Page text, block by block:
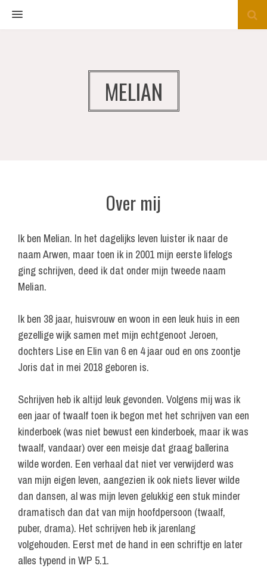
MENU
MELIAN
Over mij
Ik ben Melian. In het dagelijks leven luister ik naar de
naam Arwen, maar toen ik in 2001 mijn eerste lifelogs
ging schrijven, deed ik dat onder mijn tweede naam
Melian.
Ik ben 38 jaar, huisvrouw en woon in een leuk huis in een
gezellige wijk samen met mijn echtgenoot Jeroen,
dochters Lise en Elin van 6 en 4 jaar oud en ons zoontje
Joris dat in mei 2018 geboren is.
Schrijven heb ik altijd leuk gevonden. Volgens mij was ik
een jaar of twaalf toen ik begon met het schrijven van een
kinderboek (was niet bewust een kinderboek, maar ik was
twaalf, vandaar) over een meisje dat graag ballerina
wilde worden. Een verhaal dat niet ver verwijderd was
van mijn eigen leven, aangezien ik ook niets liever wilde
dan dansen, al was mijn leven gelukkig een stuk minder
dramatisch dan dat van mijn hoofdpersoon (twaalf,
puber, drama). Het schrijven heb ik jarenlang
volgehouden. Eerst met de hand in een schriftje en later
alles typend in WP 5.1.